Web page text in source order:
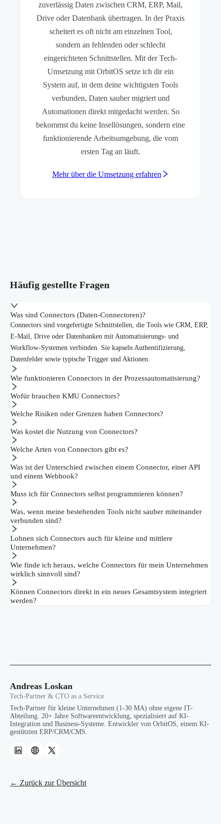
zuverlässig Daten zwischen CRM, ERP, Mail,
Drive oder Datenbank übertragen. In der Praxis
scheitert es oft nicht am einzelnen Tool,
sondern an fehlenden oder schlecht
eingerichteten Schnittstellen. Mit der Tech-
Umsetzung mit OrbitOS setze ich dir ein
System auf, in dem deine wichtigsten Tools
verbunden, Daten sauber migriert und
Automationen direkt mitgedacht werden. So
bekommst du keine Insellösungen, sondern eine
funktionierende Arbeitsumgebung, die vom
ersten Tag an läuft.
Mehr über die Umsetzung erfahren
Häufig gestellte Fragen
Was sind Connectors (Daten-Connectoren)?
Connectors sind vorgefertigte Schnittstellen, die Tools wie CRM, ERP,
E-Mail, Drive oder Datenbanken mit Automatisierungs- und
Workflow-Systemen verbinden. Sie kapseln Authentifizierung,
Datenfelder sowie typische Trigger und Aktionen.
Wie funktionieren Connectors in der Prozessautomatisierung?
Wofür brauchen KMU Connectors?
Welche Risiken oder Grenzen haben Connectors?
Was kostet die Nutzung von Connectors?
Welche Arten von Connectors gibt es?
Was ist der Unterschied zwischen einem Connector, einer API
und einem Webhook?
Muss ich für Connectors selbst programmieren können?
Was, wenn meine bestehenden Tools nicht sauber miteinander
verbunden sind?
Lohnen sich Connectors auch für kleine und mittlere
Unternehmen?
Wie finde ich heraus, welche Connectors für mein Unternehmen
wirklich sinnvoll sind?
Können Connectors direkt in ein neues Gesamtsystem integriert
werden?
Andreas Loskan
Tech-Partner & CTO as a Service
Tech-Partner für kleine Unternehmen (1-30 MA) ohne eigene IT-
Abteilung. 20+ Jahre Softwareentwicklung, spezialisiert auf KI-
Integration und Business-Systeme. Entwickler von OrbitOS, einem KI-
gestützten ERP/CRM/CMS.
← Zurück zur Übersicht